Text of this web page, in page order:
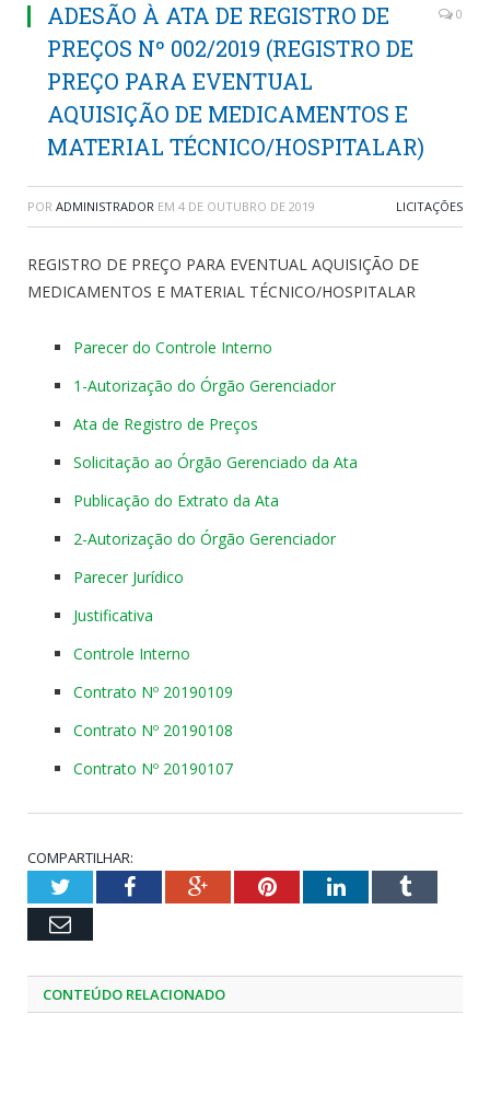
ADESÃO À ATA DE REGISTRO DE
PREÇOS Nº 002/2019 (REGISTRO DE
PREÇO PARA EVENTUAL
AQUISIÇÃO DE MEDICAMENTOS E
MATERIAL TÉCNICO/HOSPITALAR)
0
POR ADMINISTRADOR EM 4 DE OUTUBRO DE 2019 LICITAÇÕES
REGISTRO DE PREÇO PARA EVENTUAL AQUISIÇÃO DE
MEDICAMENTOS E MATERIAL TÉCNICO/HOSPITALAR
Parecer do Controle Interno
1-Autorização do Órgão Gerenciador
Ata de Registro de Preços
Solicitação ao Órgão Gerenciado da Ata
Publicação do Extrato da Ata
2-Autorização do Órgão Gerenciador
Parecer Jurídico
Justificativa
Controle Interno
Contrato Nº 20190109
Contrato Nº 20190108
Contrato Nº 20190107
COMPARTILHAR:
TwitterFacebookGoogle+PinterestLinkedInTumblr
Email
CONTEÚDO RELACIONADO